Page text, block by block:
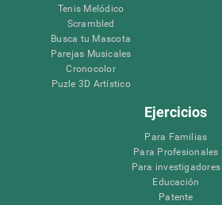
Tenis Melódico
Scrambled
Busca tu Mascota
Parejas Musicales
Cronocolor
Puzle 3D Artístico
Ejercicios
Para Familias
Para Profesionales
Para investigadores
Educación
Patente